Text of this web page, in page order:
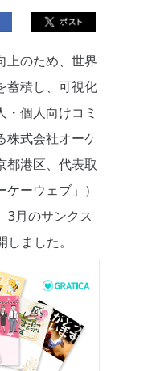
上のため、世界
蓄積し、可視化
個人向けコミ
株式会社オーケ
都港区、代表取
ーウェブ」）
3月のサンクス
ました。